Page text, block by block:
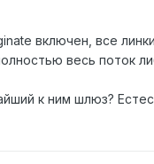
включен, все
весь поток
к ним шлюз?